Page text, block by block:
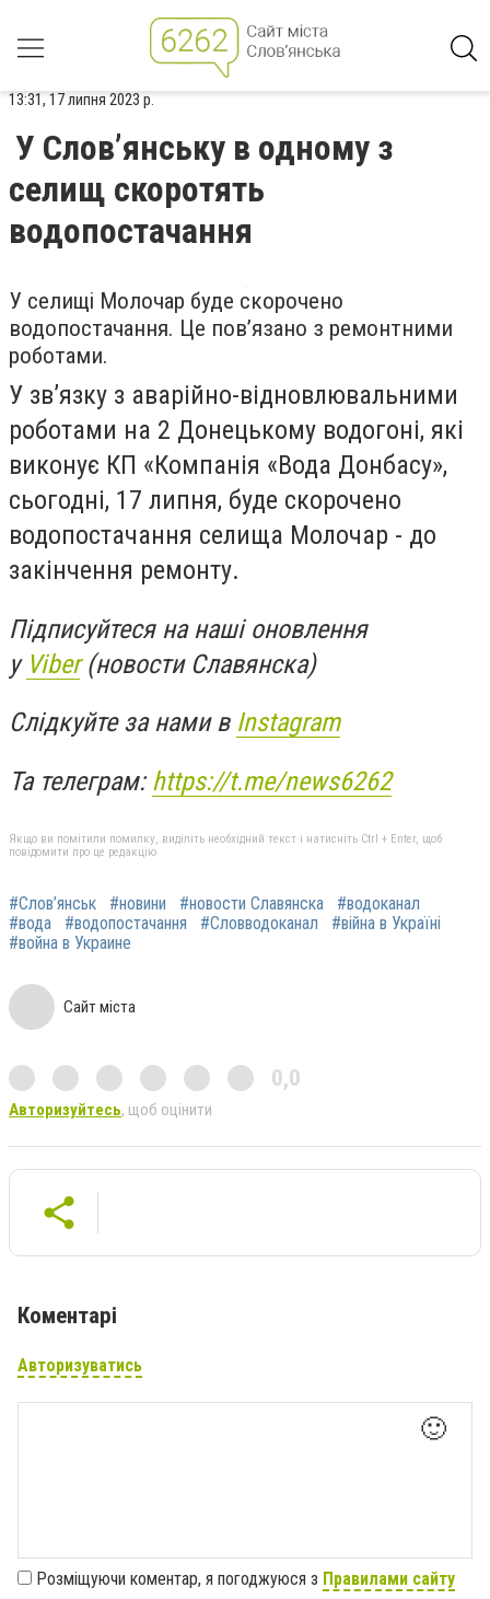
13:31, 17 липня 2023 р.
У Слов’янську в одному з
селищ скоротять
водопостачання
У селищі Молочар буде скорочено
водопостачання. Це пов’язано з ремонтними
роботами.
У зв’язку з аварійно-відновлювальними
роботами на 2 Донецькому водогоні, які
виконує КП «Компанія «Вода Донбасу»,
сьогодні, 17 липня, буде скорочено
водопостачання селища Молочар - до
закінчення ремонту.
Підписуйтеся на наші оновлення
у Viber(новости Славянска)
Слідкуйте за нами в Instagram
Та телеграм:https://t.me/news6262
Якщо ви помітили помилку, виділіть необхідний текст і натисніть Ctrl + Enter, щоб
повідомити про це редакцію
#Слов’янськ #новини #новости Славянска
#водоканал
#вода
#водопостачання #Словводоканал
#війна в Україні
#война в Украине
Сайт міста
0,0
Авторизуйтесь, щоб оцінити
Коментарі
Авторизуватись
🙂
Розміщуючи коментар, я погоджуюся з Правилами сайту